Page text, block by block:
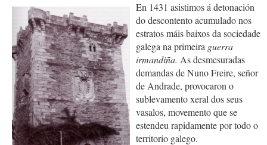
En 1431 asistimos á detonación
do descontento acumulado nos
estratos máis baixos da sociedade
galega na primeira guerra
irmandiña. As desmesuradas
demandas de Nuno Freire, señor
de Andrade, provocaron o
sublevamento xeral dos seus
vasalos, movemento que se
estendeu rapidamente por todo o
territorio galego.